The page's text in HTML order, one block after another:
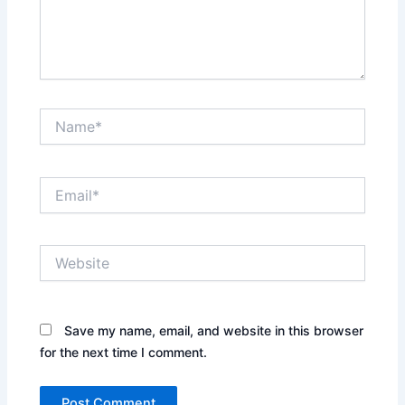
Save my name, email, and website in this browser
for the next time I comment.